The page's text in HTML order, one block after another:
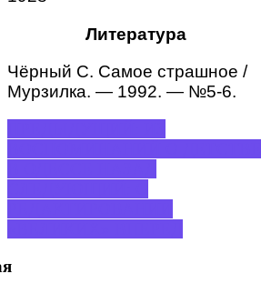
Литература
Чёрный С. Самое страшное /
Мурзилка. — 1992. — №5-6.